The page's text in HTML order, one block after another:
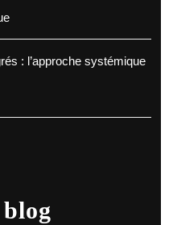
: l’approche systémique